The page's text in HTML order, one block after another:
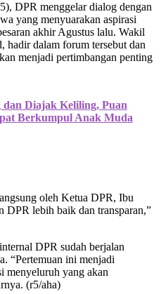
DPR menggelar dialog dengan
yang menyuarakan aspirasi
akhir Agustus lalu. Wakil
dalam forum tersebut dan
menjadi pertimbangan penting
Diajak Keliling, Puan
Berkumpul Anak Muda
oleh Ketua DPR, Ibu
DPR lebih baik dan transparan,”
DPR sudah berjalan
“Pertemuan ini menjadi
menyeluruh yang akan
(r5/aha)